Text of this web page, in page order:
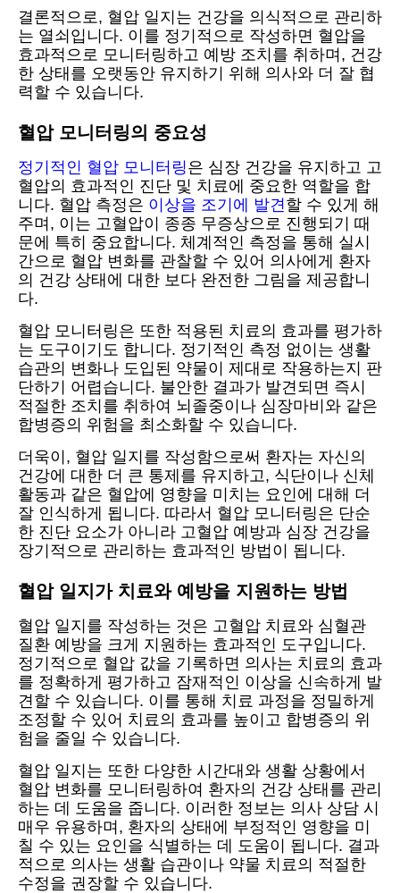
결론적으로, 혈압 일지는 건강을 의식적으로 관리하
는 열쇠입니다. 이를 정기적으로 작성하면 혈압을
효과적으로 모니터링하고 예방 조치를 취하며, 건강
한 상태를 오랫동안 유지하기 위해 의사와 더 잘 협
력할 수 있습니다.
혈압 모니터링의 중요성
정기적인 혈압 모니터링은 심장 건강을 유지하고 고
혈압의 효과적인 진단 및 치료에 중요한 역할을 합
니다. 혈압 측정은 이상을 조기에 발견할 수 있게 해
주며, 이는 고혈압이 종종 무증상으로 진행되기 때
문에 특히 중요합니다. 체계적인 측정을 통해 실시
간으로 혈압 변화를 관찰할 수 있어 의사에게 환자
의 건강 상태에 대한 보다 완전한 그림을 제공합니
다.
혈압 모니터링은 또한 적용된 치료의 효과를 평가하
는 도구이기도 합니다. 정기적인 측정 없이는 생활
습관의 변화나 도입된 약물이 제대로 작용하는지 판
단하기 어렵습니다. 불안한 결과가 발견되면 즉시
적절한 조치를 취하여 뇌졸중이나 심장마비와 같은
합병증의 위험을 최소화할 수 있습니다.
더욱이, 혈압 일지를 작성함으로써 환자는 자신의
건강에 대한 더 큰 통제를 유지하고, 식단이나 신체
활동과 같은 혈압에 영향을 미치는 요인에 대해 더
잘 인식하게 됩니다. 따라서 혈압 모니터링은 단순
한 진단 요소가 아니라 고혈압 예방과 심장 건강을
장기적으로 관리하는 효과적인 방법이 됩니다.
혈압 일지가 치료와 예방을 지원하는 방법
혈압 일지를 작성하는 것은 고혈압 치료와 심혈관
질환 예방을 크게 지원하는 효과적인 도구입니다.
정기적으로 혈압 값을 기록하면 의사는 치료의 효과
를 정확하게 평가하고 잠재적인 이상을 신속하게 발
견할 수 있습니다. 이를 통해 치료 과정을 정밀하게
조정할 수 있어 치료의 효과를 높이고 합병증의 위
험을 줄일 수 있습니다.
혈압 일지는 또한 다양한 시간대와 생활 상황에서
혈압 변화를 모니터링하여 환자의 건강 상태를 관리
하는 데 도움을 줍니다. 이러한 정보는 의사 상담 시
매우 유용하며, 환자의 상태에 부정적인 영향을 미
칠 수 있는 요인을 식별하는 데 도움이 됩니다. 결과
적으로 의사는 생활 습관이나 약물 치료의 적절한
수정을 권장할 수 있습니다.